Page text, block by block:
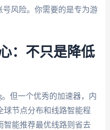
风险。你需要的是专为游
：不只是降低
但一个优秀的加速器，内
球节点分布和线路智能程
智能推荐最优线路则省去